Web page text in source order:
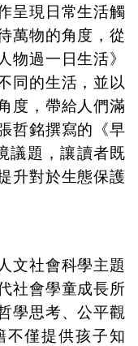
呈現日常生活觸
萬物的角度，從
物過一日生活》
同的生活，並以
度，帶給人們滿
哲銘撰寫的《早
議題，讓讀者既
升對於生態保護
文社會科學主題
社會學童成長所
學思考、公平觀
僅提供孩子知